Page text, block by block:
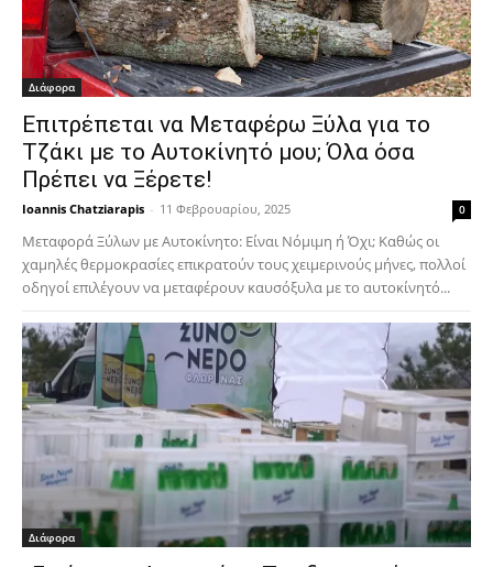
Διάφορα
Επιτρέπεται να Μεταφέρω Ξύλα για το
Τζάκι με το Αυτοκίνητό μου; Όλα όσα
Πρέπει να Ξέρετε!
Ioannis Chatziarapis - 11 Φεβρουαρίου, 2025 0
Μεταφορά Ξύλων με Αυτοκίνητο: Είναι Νόμιμη ή Όχι; Καθώς οι
χαμηλές θερμοκρασίες επικρατούν τους χειμερινούς μήνες, πολλοί
οδηγοί επιλέγουν να μεταφέρουν καυσόξυλα με το αυτοκίνητό...
Διάφορα